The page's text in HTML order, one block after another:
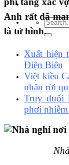
Tin tức
Anh rất dã
là tử hình.
Xuất hiện
Điện Biên
Việt kiều
nhân rời
Truy đuổi
phơi